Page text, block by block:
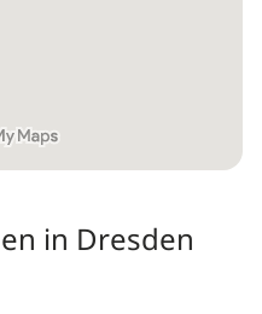
in Dresden